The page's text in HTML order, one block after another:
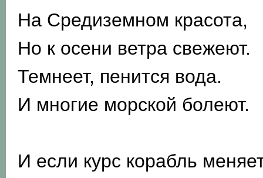
На Средиземном красота,
Но к осени ветра свежеют.
Темнеет, пенится вода.
И многие морской болеют.
И если курс корабль